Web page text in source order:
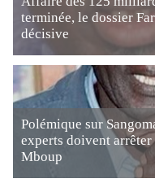
terminée, le dossier
décisive
Polémique sur
experts doivent arrêter
Mboup